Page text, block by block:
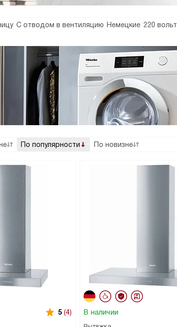
С отводом в вентиляцию Немецкие 220 вольт
По популярности По новизне
5 (4) В наличии